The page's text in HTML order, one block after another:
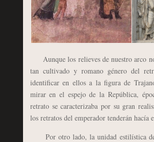
Aunque los relieves de nuestro arco
tan cultivado y romano género del
identificar en ellos a la figura de
mirar en el espejo de la República,
retrato se caracterizaba por su gran
los retratos del emperador tenderán hacía
Por otro lado, la unidad estilística de